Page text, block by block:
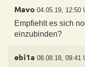
Mavo 04.05.19, 12:50
Empfiehlt es sich
einzubinden?
ebi1a 08.08.18, 09:41